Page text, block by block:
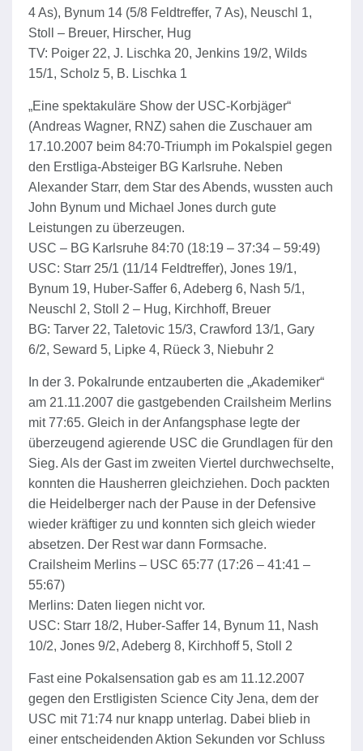
4 As), Bynum 14 (5/8 Feldtreffer, 7 As), Neuschl 1,
Stoll – Breuer, Hirscher, Hug
TV: Poiger 22, J. Lischka 20, Jenkins 19/2, Wilds
15/1, Scholz 5, B. Lischka 1
„Eine spektakuläre Show der USC-Korbjäger“
(Andreas Wagner, RNZ) sahen die Zuschauer am
17.10.2007 beim 84:70-Triumph im Pokalspiel gegen
den Erstliga-Absteiger BG Karlsruhe. Neben
Alexander Starr, dem Star des Abends, wussten auch
John Bynum und Michael Jones durch gute
Leistungen zu überzeugen.
USC – BG Karlsruhe 84:70 (18:19 – 37:34 – 59:49)
USC: Starr 25/1 (11/14 Feldtreffer), Jones 19/1,
Bynum 19, Huber-Saffer 6, Adeberg 6, Nash 5/1,
Neuschl 2, Stoll 2 – Hug, Kirchhoff, Breuer
BG: Tarver 22, Taletovic 15/3, Crawford 13/1, Gary
6/2, Seward 5, Lipke 4, Rüeck 3, Niebuhr 2
In der 3. Pokalrunde entzauberten die „Akademiker“
am 21.11.2007 die gastgebenden Crailsheim Merlins
mit 77:65. Gleich in der Anfangsphase legte der
überzeugend agierende USC die Grundlagen für den
Sieg. Als der Gast im zweiten Viertel durchwechselte,
konnten die Hausherren gleichziehen. Doch packten
die Heidelberger nach der Pause in der Defensive
wieder kräftiger zu und konnten sich gleich wieder
absetzen. Der Rest war dann Formsache.
Crailsheim Merlins – USC 65:77 (17:26 – 41:41 –
55:67)
Merlins: Daten liegen nicht vor.
USC: Starr 18/2, Huber-Saffer 14, Bynum 11, Nash
10/2, Jones 9/2, Adeberg 8, Kirchhoff 5, Stoll 2
Fast eine Pokalsensation gab es am 11.12.2007
gegen den Erstligisten Science City Jena, dem der
USC mit 71:74 nur knapp unterlag. Dabei blieb in
einer entscheidenden Aktion Sekunden vor Schluss